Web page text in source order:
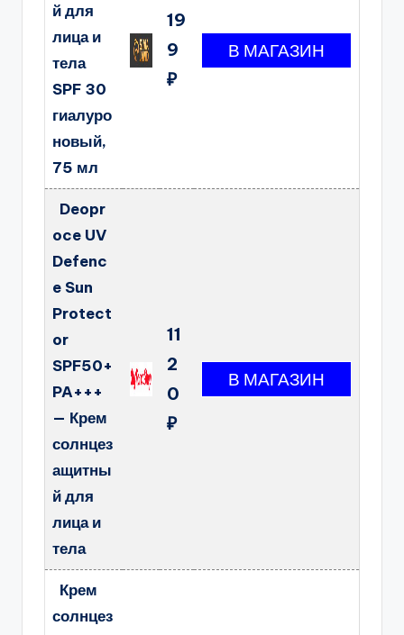
й для
лица и
тела
SPF 30
гиалуро
новый,
75 мл
19
9
₽
Deopr
oce UV
Defenc
e Sun
Protect
or
SPF50+
PA+++
— Крем
солнцез
ащитны
й для
лица и
тела
11
2
0
₽
Крем
солнцез